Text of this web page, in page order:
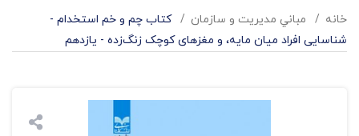
خانه مباني مديريت و سازمان
کتاب چم و خم استخدام -
شناسایی افراد میان مایه، و مغزهای کوچک زنگ‌زده - یازدهم